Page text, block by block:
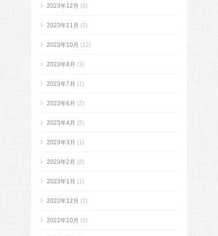
2023年12月 (3)
2023年11月 (2)
2023年10月 (12)
2023年8月 (3)
2023年7月 (1)
2023年6月 (2)
2023年4月 (2)
2023年3月 (1)
2023年2月 (2)
2023年1月 (1)
2022年12月 (1)
2022年10月 (3)